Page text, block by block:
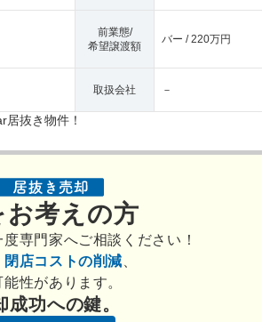
前業態/
希望譲渡額
バー / 220万円
取扱会社 －
抜き物件！
お考えの方
専門家へご相談ください！
閉店コストの削減
性があります。
功への鍵。